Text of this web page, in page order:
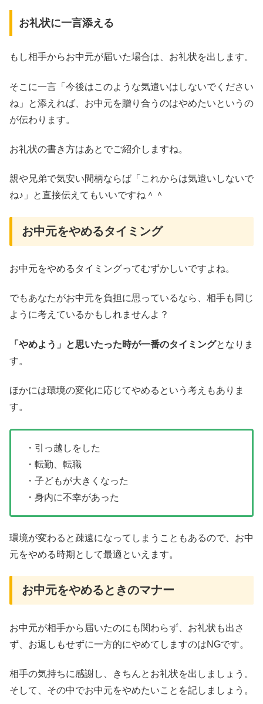
お礼状に一言添える
もし相手からお中元が届いた場合は、お礼状を出します。
そこに一言「今後はこのような気遣いはしないでください
ね」と添えれば、お中元を贈り合うのはやめたいというの
が伝わります。
お礼状の書き方はあとでご紹介しますね。
親や兄弟で気安い間柄ならば「これからは気遣いしないで
ね♪」と直接伝えてもいいですね＾＾
お中元をやめるタイミング
お中元をやめるタイミングってむずかしいですよね。
でもあなたがお中元を負担に思っているなら、相手も同じ
ように考えているかもしれませんよ？
「やめよう」と思いたった時が一番のタイミングとなりま
す。
ほかには環境の変化に応じてやめるという考えもありま
す。
・引っ越しをした
・転勤、転職
・子どもが大きくなった
・身内に不幸があった
環境が変わると疎遠になってしまうこともあるので、お中
元をやめる時期として最適といえます。
お中元をやめるときのマナー
お中元が相手から届いたのにも関わらず、お礼状も出さ
ず、お返しもせずに一方的にやめてしますのはNGです。
相手の気持ちに感謝し、きちんとお礼状を出しましょう。
そして、その中でお中元をやめたいことを記しましょう。